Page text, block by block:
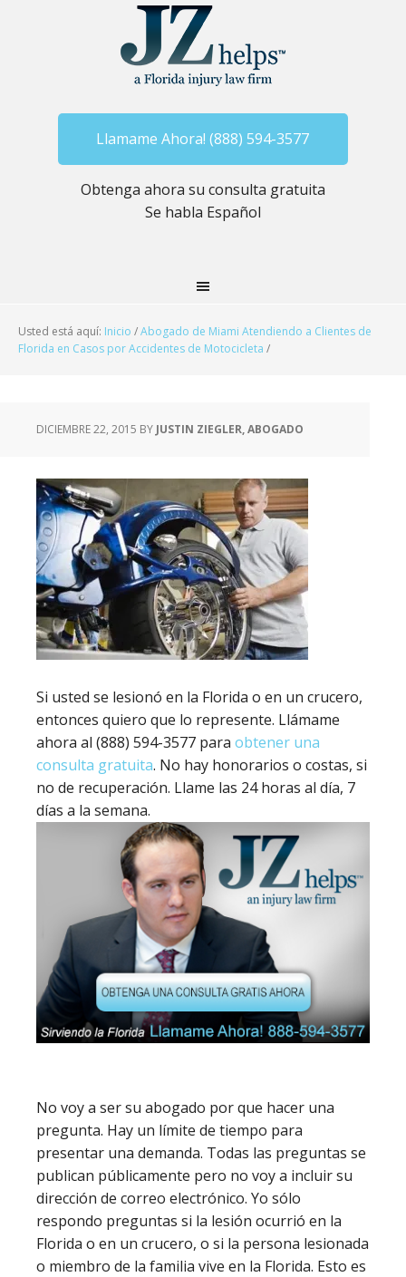
Llamame Ahora! (888) 594-3577
Obtenga ahora su consulta gratuita
Se habla Español
Usted está aquí: Inicio /Abogado de Miami Atendiendo a Clientes de
Florida en Casos por Accidentes de Motocicleta /
DICIEMBRE 22, 2015 BY JUSTIN ZIEGLER, ABOGADO
Si usted se lesionó en la Florida o en un crucero,
entonces quiero que lo represente. Llámame
ahora al (888) 594-3577 para obtener una
consulta gratuita. No hay honorarios o costas, si
no de recuperación. Llame las 24 horas al día, 7
días a la semana.
No voy a ser su abogado por que hacer una
pregunta. Hay un límite de tiempo para
presentar una demanda. Todas las preguntas se
publican públicamente pero no voy a incluir su
dirección de correo electrónico. Yo sólo
respondo preguntas si la lesión ocurrió en la
Florida o en un crucero, o si la persona lesionada
o miembro de la familia vive en la Florida. Esto es